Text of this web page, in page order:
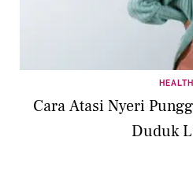
HEALTH
Cara Atasi Nyeri
Duduk